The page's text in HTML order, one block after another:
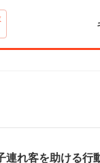
連れ客を助ける